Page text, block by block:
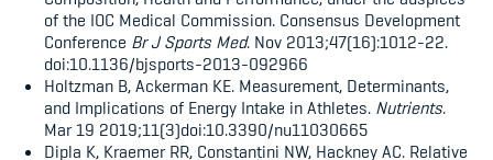
of the IOC Medical Commission. Consensus Development
Conference Br J Sports Med. Nov 2013;47(16):1012-22.
doi:10.1136/bjsports-2013-092966
Holtzman B, Ackerman KE. Measurement, Determinants,
and Implications of Energy Intake in Athletes. Nutrients.
Mar 19 2019;11(3)doi:10.3390/nu11030665
Dipla K, Kraemer RR, Constantini NW, Hackney AC. Relative